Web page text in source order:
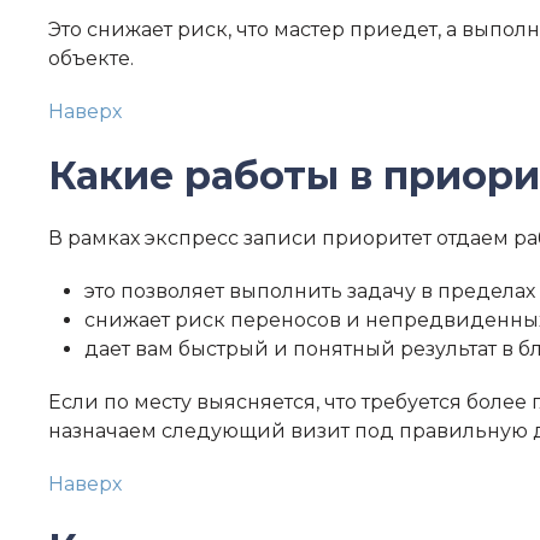
Это снижает риск, что мастер приедет, а
объекте.
Наверх
Какие работы в
В рамках экспресс записи приоритет отдаем
это позволяет выполнить задачу в пределах
снижает риск переносов и
дает вам быстрый и понятный результат в
Если по месту выясняется, что требуется
назначаем следующий визит под правильную
Наверх